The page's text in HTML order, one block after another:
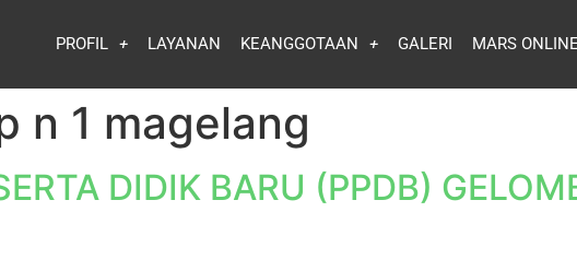
PROFIL LAYANAN KEANGGOTAAN GALERI MARS
n 1 magelang
DIDIK BARU (PPDB)